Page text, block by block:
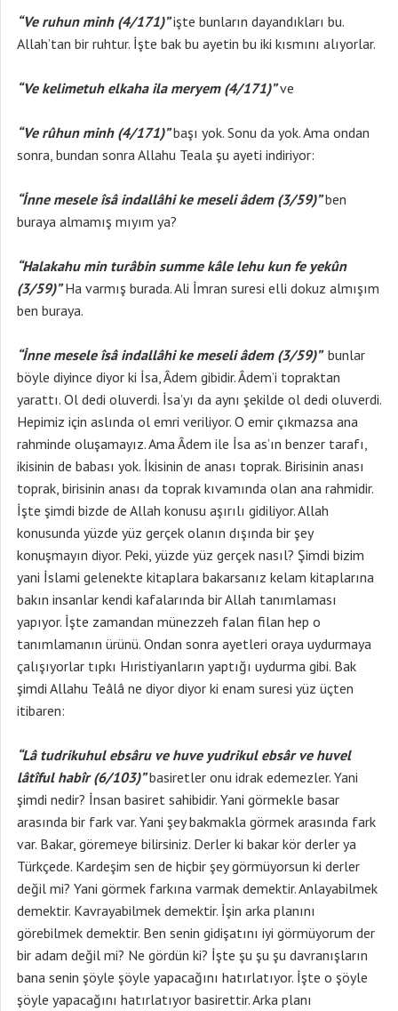
“Ve ruhun minh (4/171)”işte bunların dayandıkları bu.
Allah’tan bir ruhtur. İşte bak bu ayetin bu iki kısmını alıyorlar.
“Ve kelimetuh elkaha ila meryem (4/171)”ve
“Ve rûhun minh (4/171)”başı yok. Sonu da yok. Ama ondan
sonra, bundan sonra Allahu Teala şu ayeti indiriyor:
“İnne mesele îsâ indallâhi ke meseli âdem (3/59)”ben
buraya almamış mıyım ya?
“Halakahu min turâbin summe kâle lehu kun fe yekûn
(3/59)”Ha varmış burada. Ali İmran suresi elli dokuz almışım
ben buraya.
“İnne mesele îsâ indallâhi ke meseli âdem (3/59)” bunlar
böyle diyince diyor ki İsa, Âdem gibidir. Âdem’i topraktan
yarattı. Ol dedi oluverdi. İsa’yı da aynı şekilde ol dedi oluverdi.
Hepimiz için aslında ol emri veriliyor. O emir çıkmazsa ana
rahminde oluşamayız. Ama Âdem ile İsa as’ın benzer tarafı,
ikisinin de babası yok. İkisinin de anası toprak. Birisinin anası
toprak, birisinin anası da toprak kıvamında olan ana rahmidir.
İşte şimdi bizde de Allah konusu aşırılı gidiliyor. Allah
konusunda yüzde yüz gerçek olanın dışında bir şey
konuşmayın diyor. Peki, yüzde yüz gerçek nasıl? Şimdi bizim
yani İslami gelenekte kitaplara bakarsanız kelam kitaplarına
bakın insanlar kendi kafalarında bir Allah tanımlaması
yapıyor. İşte zamandan münezzeh falan filan hep o
tanımlamanın ürünü. Ondan sonra ayetleri oraya uydurmaya
çalışıyorlar tıpkı Hıristiyanların yaptığı uydurma gibi. Bak
şimdi Allahu Teâlâ ne diyor diyor ki enam suresi yüz üçten
itibaren:
“Lâ tudrikuhul ebsâru ve huve yudrikul ebsâr ve huvel
lâtîful habîr (6/103)”basiretler onu idrak edemezler. Yani
şimdi nedir? İnsan basiret sahibidir. Yani görmekle basar
arasında bir fark var. Yani şey bakmakla görmek arasında fark
var. Bakar, göremeye bilirsiniz. Derler ki bakar kör derler ya
Türkçede. Kardeşim sen de hiçbir şey görmüyorsun ki derler
değil mi? Yani görmek farkına varmak demektir. Anlayabilmek
demektir. Kavrayabilmek demektir. İşin arka planını
görebilmek demektir. Ben senin gidişatını iyi görmüyorum der
bir adam değil mi? Ne gördün ki? İşte şu şu şu davranışların
bana senin şöyle şöyle yapacağını hatırlatıyor. İşte o şöyle
şöyle yapacağını hatırlatıyor basirettir. Arka planı